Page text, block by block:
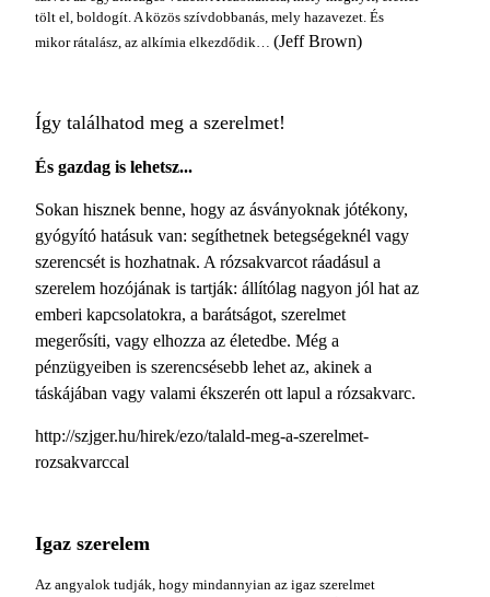
tölt el, boldogít. A közös szívdobbanás, mely hazavezet. És
mikor rátalász, az alkímia elkezdődik… (Jeff Brown)
Így találhatod meg a szerelmet!
És gazdag is lehetsz...
Sokan hisznek benne, hogy az ásványoknak jótékony,
gyógyító hatásuk van: segíthetnek betegségeknél vagy
szerencsét is hozhatnak. A rózsakvarcot ráadásul a
szerelem hozójának is tartják: állítólag nagyon jól hat az
emberi kapcsolatokra, a barátságot, szerelmet
megerősíti, vagy elhozza az életedbe. Még a
pénzügyeiben is szerencsésebb lehet az, akinek a
táskájában vagy valami ékszerén ott lapul a rózsakvarc.
http://szjger.hu/hirek/ezo/talald-meg-a-szerelmet-
rozsakvarccal
Igaz szerelem
Az angyalok tudják, hogy mindannyian az igaz szerelmet